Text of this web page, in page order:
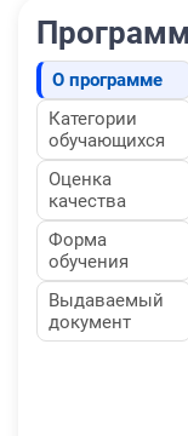
О программе
Категории
обучающихся
Оценка
качества
Форма
обучения
Выдаваемый
документ